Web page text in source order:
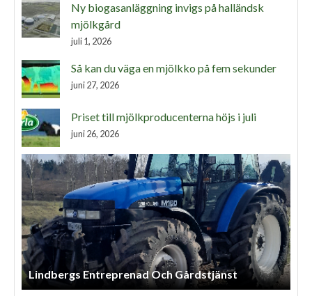
Ny biogasanläggning invigs på halländsk
mjölkgård
juli 1, 2026
Så kan du väga en mjölkko på fem sekunder
juni 27, 2026
Priset till mjölkproducenterna höjs i juli
juni 26, 2026
Lindbergs Entreprenad Och Gårdstjänst